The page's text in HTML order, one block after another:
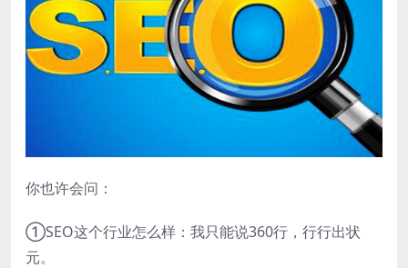
你也许会问：
①SEO这个行业怎么样：我只能说360行，行行出状
元。